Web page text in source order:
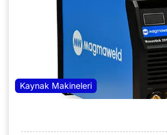
Kaynak Makineleri